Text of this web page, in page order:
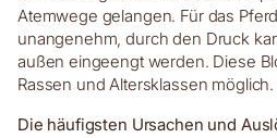
Atemwege gelangen. Für das
unangenehm, durch den Druck
außen eingeengt werden. Diese
Rassen und Altersklassen möglich.
Die häufigsten Ursachen und